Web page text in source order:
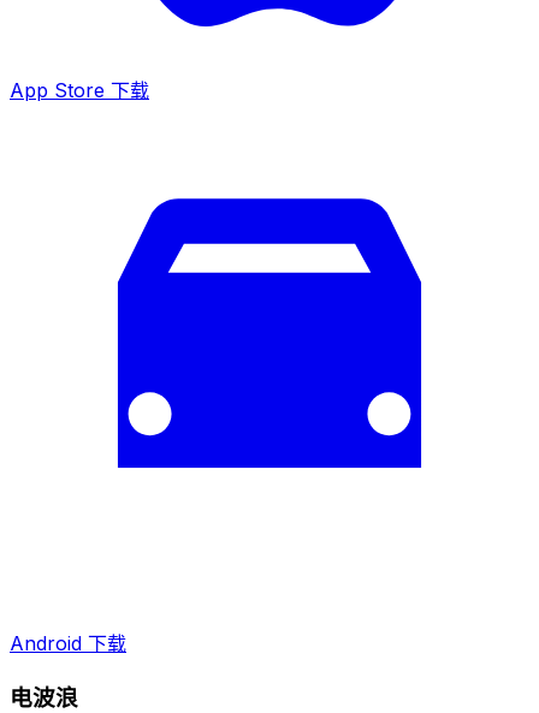
App Store 下载
Android 下载
电波浪